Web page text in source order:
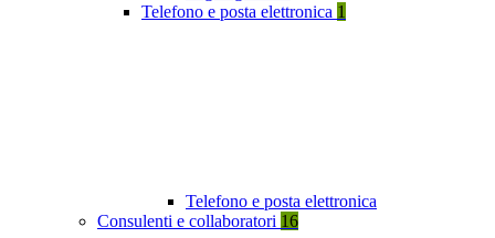
Telefono e posta elettronica 1
Telefono e posta elettronica
Consulenti e collaboratori 16